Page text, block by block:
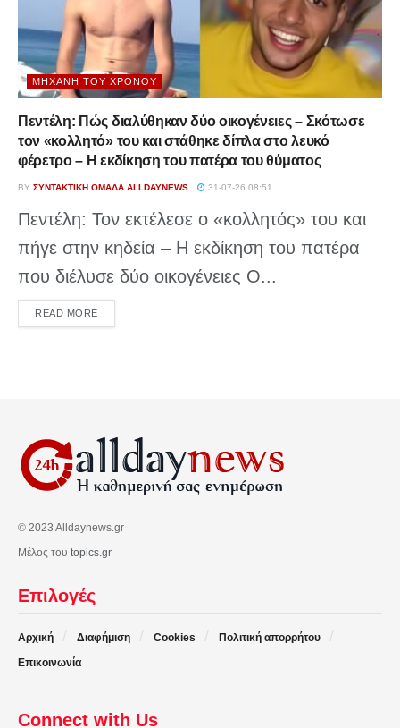
ΜΗΧΑΝΉ ΤΟΥ ΧΡΌΝΟΥ
Πεντέλη: Πώς διαλύθηκαν δύο οικογένειες – Σκότωσε
τον «κολλητό» του και στάθηκε δίπλα στο λευκό
φέρετρο – Η εκδίκηση του πατέρα του θύματος
BY ΣΥΝΤΑΚΤΙΚΉ ΟΜΆΔΑ ALLDAYNEWS 31-07-26 08:51
Πεντέλη: Τον εκτέλεσε ο «κολλητός» του και
πήγε στην κηδεία – Η εκδίκηση του πατέρα
που διέλυσε δύο οικογένειες Ο...
READ MOREDETAILS
© 2023 Alldaynews.gr
Μέλος του topics.gr
Επιλογές
Αρχική Διαφήμιση Cookies
Πολιτική απορρήτου
Επικοινωνία
Connect with Us